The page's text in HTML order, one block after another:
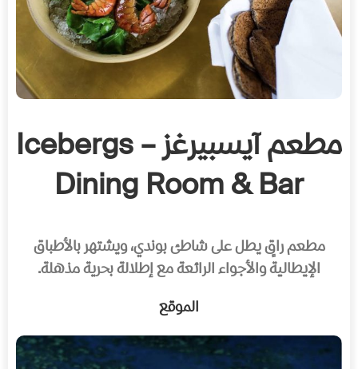
مطعم آيسبيرغز – Icebergs
Dining Room & Bar
مطعم راقٍ يطل على شاطئ بوندي، ويشتهر بالأطباق
الإيطالية والأجواء الرائعة مع إطلالة بحرية مذهلة.
الموقع